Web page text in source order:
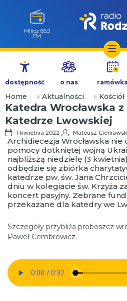
Przejdź
treści
Milicz 88.5
FM
dostępność o nas ramówka
Home » Aktualności » Kościół
Katedra Wrocławska
Katedrze Lwowskiej
1 kwietnia 2022 Mateusz
Archidiecezja Wrocławska nie
pomocy dotkniętej wojną
najbliższą niedzielę (3
odbędzie się zbiórka
katedrze pw. św. Jana
dniu w kolegiacie św. Krzyża
koncert pasyjny. Zebrane
przekazane dla katedry we
Szczegóły przybliża proboszcz
Paweł Cembrowicz.